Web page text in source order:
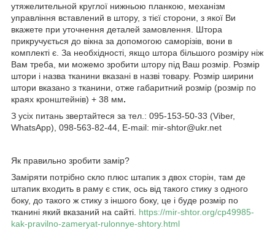
утяжелительной круглої нижньою планкою, механізм
управління вставлений в штору, з тієї сторони, з якої Ви
вкажете при уточнення деталей замовлення. Штора
прикручується до вікна за допомогою саморізів, вони в
комплекті є. За необхідності, якщо штора більшого розміру ніж
Вам треба, ми можемо зробити штору під Ваш розмір. Розмір
штори і назва тканини вказані в назві товару. Розмір ширини
штори вказано з тканини, отже габаритний розмір (розмір по
краях кронштейнів) + 38 мм.
З усіх питань звертайтеся за тел.: 095-153-50-33 (Viber,
WhatsApp), 098-563-82-44, E-mail: mir-shtor@ukr.net
Як правильно зробити замір?
Заміряти потрібно скло плюс штапик з двох сторін, там де
штапик входить в раму є стик, ось від такого стику з одного
боку, до такого ж стику з іншого боку, це і буде розмір по
тканині який вказаний на сайті. https://mir-shtor.org/cp49985-
kak-pravilno-zameryat-rulonnye-shtory.html